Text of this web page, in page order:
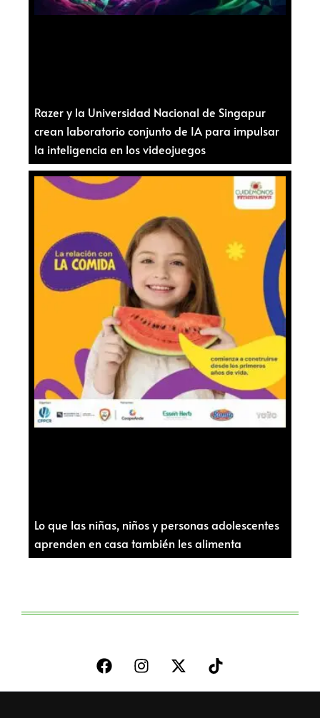
Razer y la Universidad Nacional de Singapur
crean laboratorio conjunto de IA para impulsar
la inteligencia en los videojuegos
Lo que las niñas, niños y personas adolescentes
aprenden en casa también les alimenta